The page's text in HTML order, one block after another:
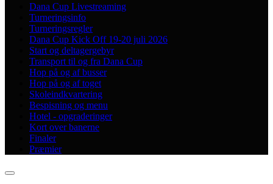
Dana Cup Livestreaming
Turneringsinfo
Turneringsregler
Dana Cup Kick Off 19-20 juli 2026
Start og deltagergebyr
Transport til og fra Dana Cup
Hop på og af busser
Hop på og af toget
Skoleindkvartering
Bespisning og menu
Hotel - opgraderinger
Kort over banerne
Finaler
Præmier